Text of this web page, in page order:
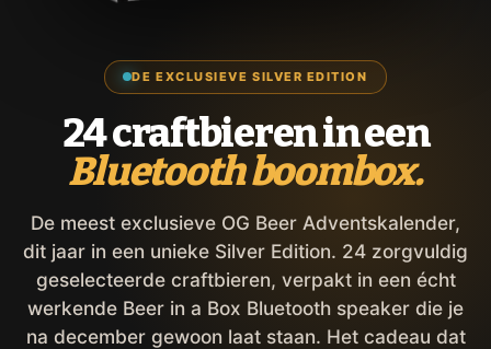
DE EXCLUSIEVE SILVER EDITION
24 craftbieren in een
Bluetooth boombox.
De meest exclusieve OG Beer Adventskalender,
dit jaar in een unieke Silver Edition. 24 zorgvuldig
geselecteerde craftbieren, verpakt in een écht
werkende Beer in a Box Bluetooth speaker die je
na december gewoon laat staan. Het cadeau dat